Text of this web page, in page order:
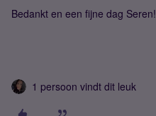
Bedankt en een fijne dag Seren!
1 persoon vindt dit leuk